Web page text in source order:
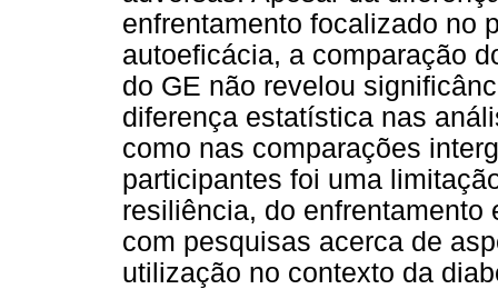
enfrentamento focalizado no
autoeficácia, a comparação
do GE não revelou
diferença estatística nas
como nas comparações
participantes foi uma
resiliência, do
com pesquisas acerca de
utilização no contexto da